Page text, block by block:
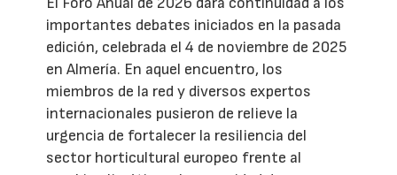
importantes debates iniciados en la pasada
edición, celebrada el 4 de noviembre de 2025
en Almería. En aquel encuentro, los
miembros de la red y diversos expertos
internacionales pusieron de relieve la
urgencia de fortalecer la resiliencia del
sector horticultural europeo frente al